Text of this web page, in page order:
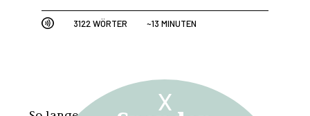
3122 WÖRTER ~13 MINUTEN
X